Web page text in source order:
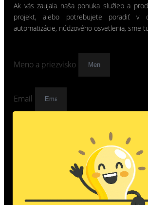
Ak vás zaujala naša ponuka služieb a
projekt, alebo potrebujete poradiť v
automatizácie, núdzového osvetlenia, sme
Meno a priezvisko
Email